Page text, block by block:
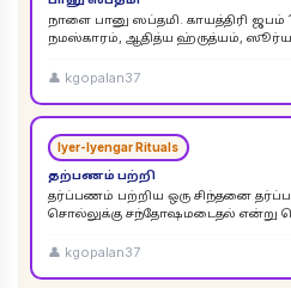
நாளை பானு ஸப்தமி. காயத்திரி
நமஸ்காரம், ஆதித்ய ஹ்ருத்யம்,
👤 kgopalan37
Iyer-Iyengar Rituals
தற்பணம் பற்றி
தர்ப்பணம் பற்றிய ஒரு சிந்தனை
சொல்லுக்கு சந்தோஷமடைதல் என்று
கொள்ளலாம்...
👤 kgopalan37